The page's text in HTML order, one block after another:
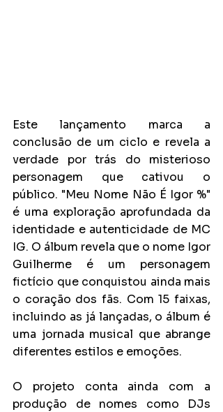
Este lançamento marca a
conclusão de um ciclo e revela a
verdade por trás do misterioso
personagem que cativou o
público. "Meu Nome Não É Igor %"
é uma exploração aprofundada da
identidade e autenticidade de MC
IG. O álbum revela que o nome Igor
Guilherme é um personagem
fictício que conquistou ainda mais
o coração dos fãs. Com 15 faixas,
incluindo as já lançadas, o álbum é
uma jornada musical que abrange
diferentes estilos e emoções.
O projeto conta ainda com a
produção de nomes como DJs